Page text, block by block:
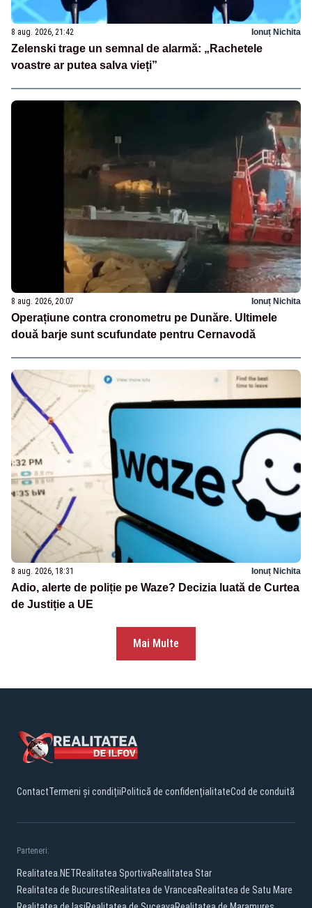
8 aug. 2026, 21:42 Ionuț Nichita
Zelenski trage un semnal de alarmă: „Rachetele
voastre ar putea salva vieți”
8 aug. 2026, 20:07 Ionuț Nichita
Operațiune contra cronometru pe Dunăre. Ultimele
două barje sunt scufundate pentru Cernavodă
8 aug. 2026, 18:31 Ionuț Nichita
Adio, alerte de poliție pe Waze? Decizia luată de Curtea
de Justiție a UE
Mai Multe
ContactTermeni și condițiiPolitică de confidențialitateCod de conduită
Parteneri:
Realitatea.NETRealitatea SportivaRealitatea Star
Realitatea de BucurestiRealitatea de VranceaRealitatea de Satu Mare